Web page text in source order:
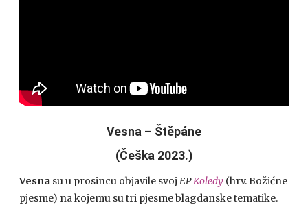
Vesna – Štěpáne
(Češka 2023.)
Vesna su u prosincu objavile svoj EPKoledy (hrv. Božićne
pjesme) na kojemu su tri pjesme blagdanske tematike.